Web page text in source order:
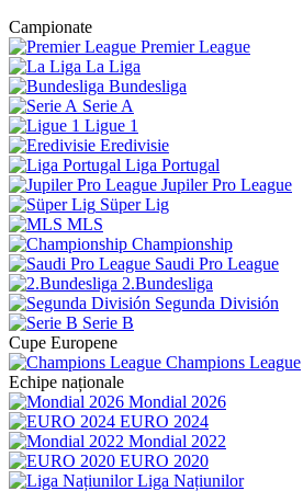
Campionate
Premier League
La Liga
Bundesliga
Serie A
Ligue 1
Eredivisie
Liga Portugal
Jupiler Pro League
Süper Lig
MLS
Championship
Saudi Pro League
2.Bundesliga
Segunda División
Serie B
Cupe Europene
Champions League
Echipe naționale
Mondial 2026
EURO 2024
Mondial 2022
EURO 2020
Liga Națiunilor